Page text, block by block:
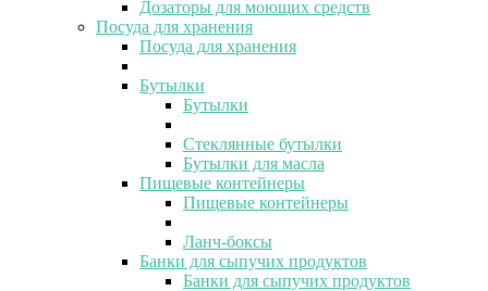
Дозаторы для моющих средств
Посуда для хранения
Посуда для хранения
Бутылки
Бутылки
Стеклянные бутылки
Бутылки для масла
Пищевые контейнеры
Пищевые контейнеры
Ланч-боксы
Банки для сыпучих продуктов
Банки для сыпучих продуктов